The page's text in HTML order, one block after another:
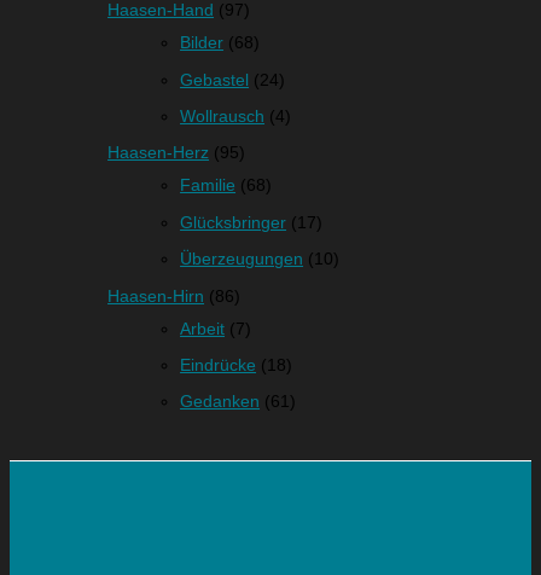
Haasen-Hand (97)
Bilder (68)
Gebastel (24)
Wollrausch (4)
Haasen-Herz (95)
Familie (68)
Glücksbringer (17)
Überzeugungen (10)
Haasen-Hirn (86)
Arbeit (7)
Eindrücke (18)
Gedanken (61)